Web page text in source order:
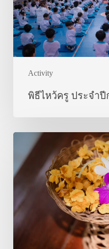
Activity
ศึกษา
2569
พิธีไหว้ครู ประจำปี
แสดง
รำ
งาน
วัน
ไหว้